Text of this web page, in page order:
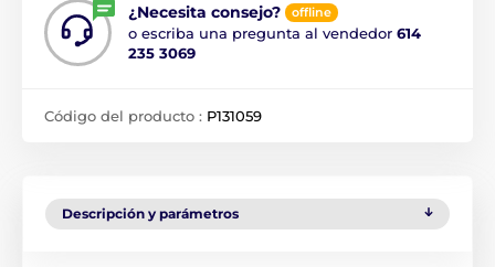
¿Necesita consejo? offline
o escriba una pregunta al vendedor 614
235 3069
Código del producto : P131059
Descripción y parámetros